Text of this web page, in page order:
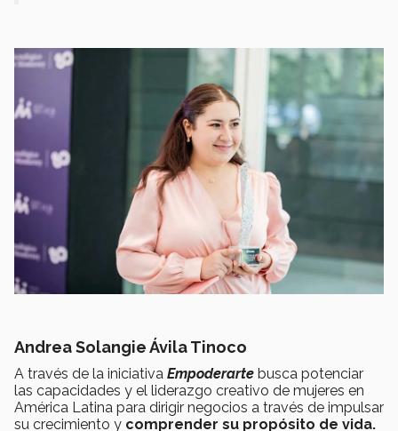
Andrea Solangie Ávila Tinoco
A través de la iniciativa Empoderarte busca potenciar
las capacidades y el liderazgo creativo de mujeres en
América Latina para dirigir negocios a través de impulsar
su crecimiento y comprender su propósito de vida.